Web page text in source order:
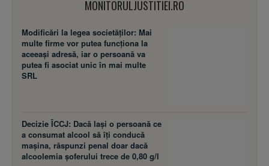
MONITORULJUSTITIEI.RO
Modificări la legea societăţilor: Mai
multe firme vor putea funcţiona la
aceeaşi adresă, iar o persoană va
putea fi asociat unic în mai multe
SRL
Decizie ÎCCJ: Dacă laşi o persoană ce
a consumat alcool să îţi conducă
maşina, răspunzi penal doar dacă
alcoolemia şoferului trece de 0,80 g/l